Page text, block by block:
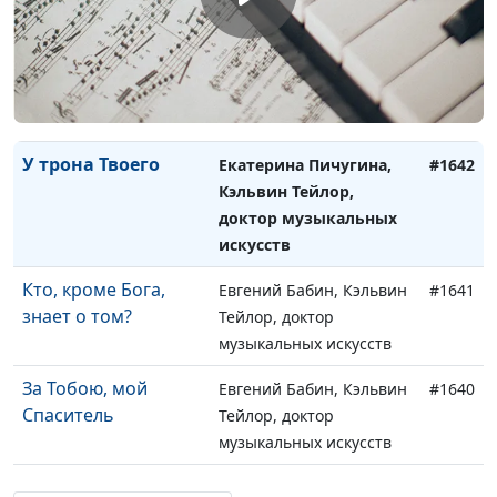
музыкальных искусств
Любовь
Екатерина Пичугина,
Кэльвин Тейлор, доктор
музыкальных искусств
У трона Твоего
Екатерина Пичугина,
Кэльвин Тейлор,
доктор музыкальных
искусств
#1642
Кто, кроме Бога,
знает о том?
Евгений Бабин, Кэльвин
Тейлор, доктор
музыкальных искусств
#1641
За Тобою, мой
Спаситель
Евгений Бабин, Кэльвин
Тейлор, доктор
музыкальных искусств
#1640
Бог есть любовь
Евгений Бабин, Кэльвин